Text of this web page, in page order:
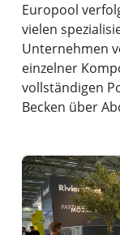
Europool
vielen
Unternehmen
einzelner
vollständigen
Becken über